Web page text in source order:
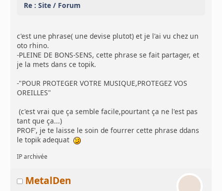
Re : Site / Forum
c'est une phrase( une devise plutot) et je l'ai vu chez un
oto rhino.
-PLEINE DE BONS-SENS, cette phrase se fait partager, et
je la mets dans ce topik.
-"POUR PROTEGER VOTRE MUSIQUE,PROTEGEZ VOS
OREILLES"
(c'est vrai que ça semble facile,pourtant ça ne l'est pas
tant que ça...)
PROF', je te laisse le soin de fourrer cette phrase ddans
le topik adequat
IP archivée
MetalDen